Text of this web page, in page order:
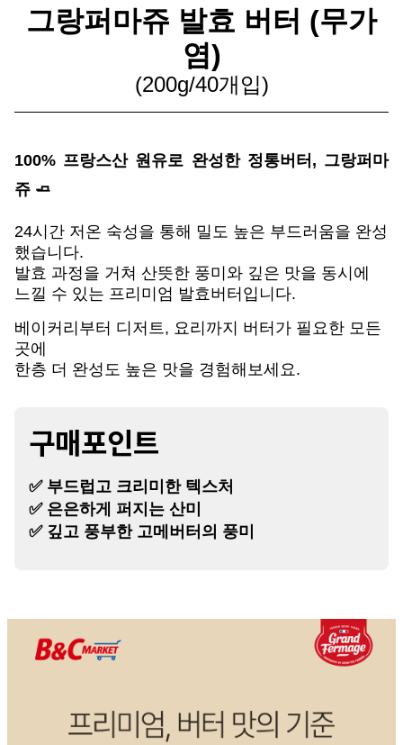
그랑퍼마쥬 발효 버터 (무가
염)
(200g/40개입)
100% 프랑스산 원유로 완성한 정통버터, 그랑퍼마
쥬 🧈
24시간 저온 숙성을 통해 밀도 높은 부드러움을 완성
했습니다.
발효 과정을 거쳐 산뜻한 풍미와 깊은 맛을 동시에
느낄 수 있는 프리미엄 발효버터입니다.
베이커리부터 디저트, 요리까지 버터가 필요한 모든
곳에
한층 더 완성도 높은 맛을 경험해보세요.
구매포인트
✅ 부드럽고 크리미한 텍스처
✅ 은은하게 퍼지는 산미
✅ 깊고 풍부한 고메버터의 풍미